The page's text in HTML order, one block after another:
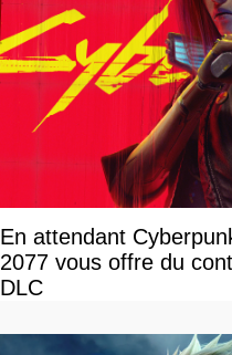
En attendant
2077 vous offre du
DLC